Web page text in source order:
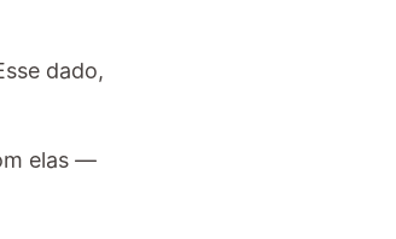
dado,
elas —